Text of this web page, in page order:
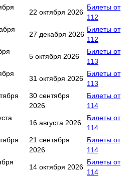
22 октября 2026
Билеты от
112
27 декабря 2026
Билеты от
112
5 октября 2026
Билеты от
113
31 октября 2026
Билеты от
113
30 сентября
2026
Билеты от
114
16 августа 2026
Билеты от
114
21 сентября
2026
Билеты от
114
14 октября 2026
Билеты от
114